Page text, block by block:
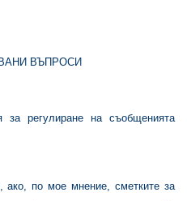
ВЪПРОСИ
регулиране на съобщенията
по мое мнение, сметките за